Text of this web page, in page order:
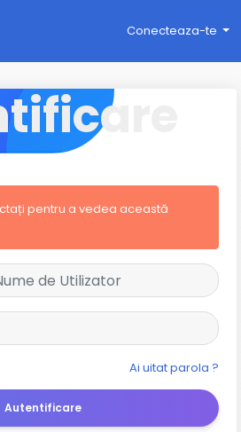
Conecteaza-te
pentru a vedea această
Ai uitat parola ?
Autentificare